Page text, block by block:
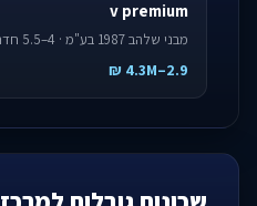
v premium
מבני שלהב 1987 בע"מ · 4–5.5 חדרים
2.9–4.3M ₪